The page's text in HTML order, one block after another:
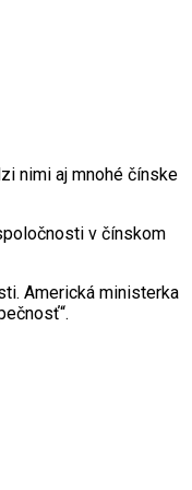
nimi aj mnohé čínske
v čínskom
Americká ministerka